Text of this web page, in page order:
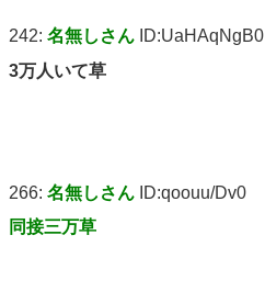
242: 名無しさん ID:UaHAqNgB0
3万人いて草
266: 名無しさん ID:qoouu/Dv0
同接三万草